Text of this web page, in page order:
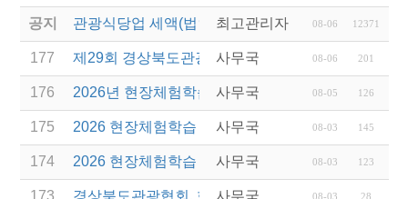
공지 관광식당업 세액(법인세 및 소득세)감면 제도 안내
최고관리자 08-06 12371
177 제29회 경상북도관광기념품공모전 결과발표
사무국 08-06 201
176 2026년 현장체험학습 안전과정(신규.재강습) 교육
사무국 08-05 126
175 2026 현장체험학습 안전과정 교육(신규. 재강습)
사무국 08-03 145
174 2026 현장체험학습 안전과정(신규. 재강습) 교육 성
사무국 08-03 123
173 경상북도관광협회, 현장체험학습 안전과정 교육 성
사무국 08-03 28